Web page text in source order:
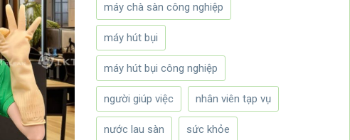
máy chà sàn công nghiệp
máy hút bụi
máy hút bụi công nghiệp
người giúp việc nhân viên tạp vụ
nước lau sàn sức khỏe